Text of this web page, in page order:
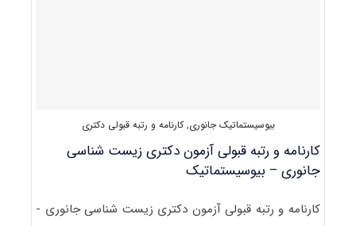
بیوسیستماتیک جانوری,کارنامه و رتبه قبولی دکتری
کارنامه و رتبه قبولی آزمون دکتری زیست شناسی
جانوری – بیوسیستماتیک
کارنامه و رتبه قبولی آزمون دکتری زیست شناسی جانوری -